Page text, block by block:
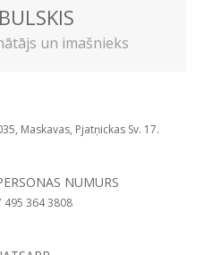
un imašnieks
Maskavas, Pjatņickas Sv. 17.
NUMURS
495 364 3808